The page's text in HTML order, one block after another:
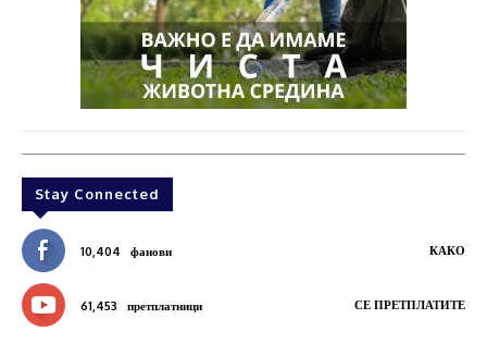
Stay Connected
10,404 фанови КАКО
61,453 претплатници СЕ ПРЕТПЛАТИТЕ